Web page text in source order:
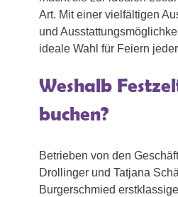
Art. Mit einer vielfältigen
und
ideale Wahl für Feiern
Weshalb
buchen?
Betrieben von den
Drollinger und Tatjana
Burgerschmied erstklassige